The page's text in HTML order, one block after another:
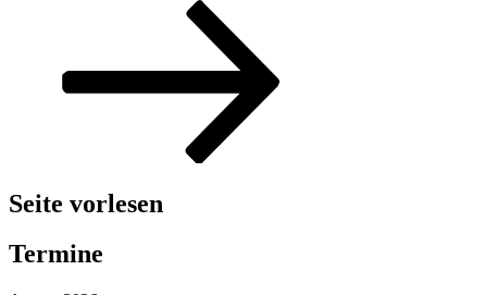
Seite vorlesen
Termine